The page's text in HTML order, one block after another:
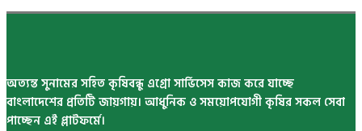
অত্যন্ত সুনামের সহিত কৃষিবন্ধু এগ্রো সার্ভিসেস কাজ করে যাচ্ছে
বাংলাদেশের প্রতিটি জায়গায়। আধুনিক ও সময়োপযোগী কৃষির সকল সেবা
পাচ্ছেন এই প্লাটফর্মে।